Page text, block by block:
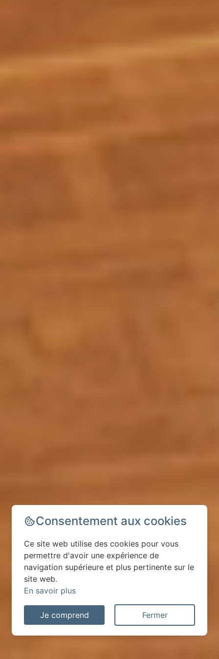
Consentement aux cookies
Ce site web utilise des cookies pour vous
permettre d'avoir une expérience de
navigation supérieure et plus pertinente sur le
site web.
En savoir plus
Je comprend Fermer